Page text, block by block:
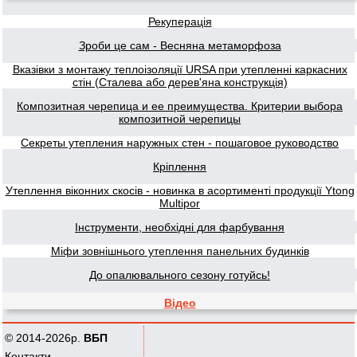
Рекуперація
Зроби це сам - Весняна метаморфоза
Вказівки з монтажу теплоізоляції URSA при утепленні каркасних
стін (Сталева або дерев'яна конструкція)
Композитная черепица и ее преимущества. Критерии выбора
композитной черепицы
Секреты утепления наружных стен - пошаговое руководство
Кріплення
Утеплення віконних скосів - новинка в асортименті продукції Ytong
Multipor
Інструменти, необхідні для фарбування
Міфи зовнішнього утеплення панельних будинків
До опалювального сезону готуйсь!
Відео
© 2014-2026р. ВБП